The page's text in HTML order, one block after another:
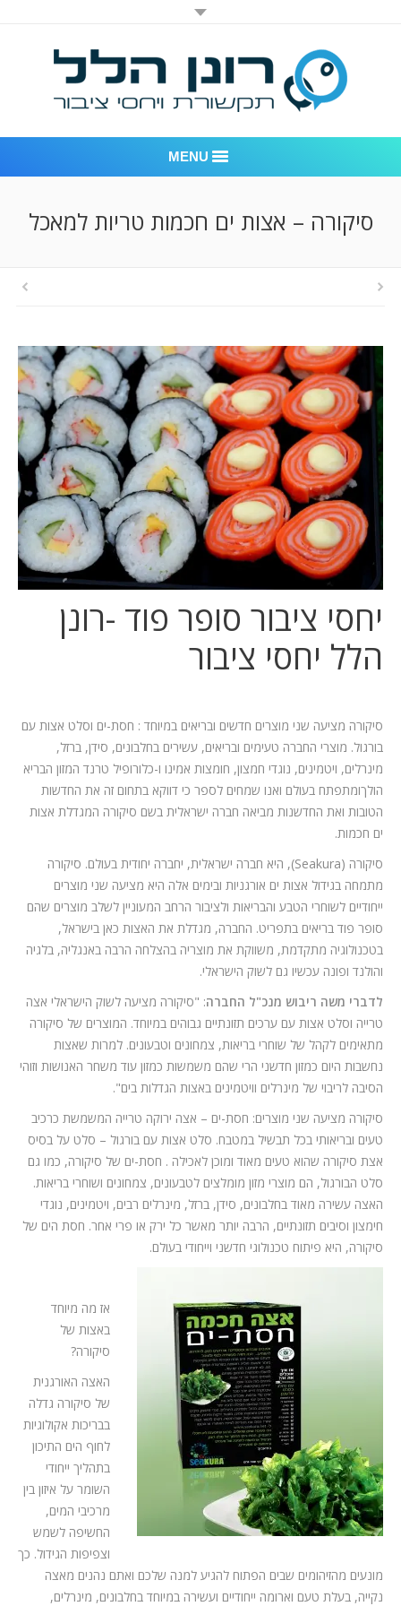
MENU
חדר חדשות
המלצות
ניהול מוניטין
צור קשר
סיקורה – אצות ים חכמות טריות למאכל
יחסי ציבור סופר פוד -רונן
הלל יחסי ציבור
סיקורה מציעה שני מוצרים חדשים ובריאים במיוחד : חסת-ים וסלט אצות עם
בורגול. מוצרי החברה טעימים ובריאים, עשירים בחלבונים, סידן, ברזל,
מינרלים, ויטמינים, נוגדי חמצון, חומצות אמינו ו-כלורופיל טרנד המזון הבריא
הולךומתפתח בעולם ואנו שמחים לספר כי דווקא בתחום זה את החדשות
הטובות ואת החדשנות מביאה חברה ישראלית בשם סיקורה המגדלת אצות
ים חכמות.
סיקורה (Seakura), היא חברה ישראלית, יחברה יחודית בעולם. סיקורה
מתמחה בגידול אצות ים אורגניות ובימים אלה היא מציעה שני מוצרים
ייחודיים לשוחרי הטבע והבריאות ולציבור הרחב המעוניין לשלב מוצרים שהם
סופר פוד בריאים בתפריט. החברה, מגדלת את האצות כאן בישראל,
בטכנולוגיה מתקדמת, משווקת את מוצריה בהצלחה הרבה באנגליה, בלגיה
והולנד ופונה עכשיו גם לשוק הישראלי.
לדברי משה ריבוש מנכ"ל החברה: "סיקורה מציעה לשוק הישראלי אצה
טרייה וסלט אצות עם ערכים תזונתיים גבוהים במיוחד. המוצרים של סיקורה
מתאימים לקהל של שוחרי בריאות, צמחונים וטבעונים. למרות שאצות
נחשבות היום כמזון חדשני הרי שהם משמשות כמזון עוד משחר האנושות וזוהי
הסיבה לריבוי של מינרלים וויטמינים באצות הגדלות בים".
סיקורה מציעה שני מוצרים: חסת-ים – אצה ירוקה טרייה המשמשת כרכיב
טעים ובריאותי בכל תבשיל במטבח. סלט אצות עם בורגול – סלט על בסיס
אצת סיקורה שהוא טעים מאוד ומוכן לאכילה . חסת-ים של סיקורה, כמו גם
סלט הבורגול, הם מוצרי מזון מומלצים לטבעונים, צמחונים ושוחרי בריאות.
האצה עשירה מאוד בחלבונים, סידן, ברזל, מינרלים רבים, ויטמינים, נוגדי
חימצון וסיבים תזונתיים, הרבה יותר מאשר כל ירק או פרי אחר. חסת הים של
סיקורה, היא פיתוח טכנולוגי חדשני וייחודי בעולם.
אז מה מיוחד
באצות של
סיקורה?
האצה האורגנית
של סיקורה גדלה
בבריכות אקולוגיות
לחוף הים התיכון
בתהליך ייחודי
השומר על איזון בין
מרכיבי המים,
החשיפה לשמש
וצפיפות הגידול. כך
מונעים מהזיהומים שבים הפתוח להגיע למנה שלכם ואתם נהנים מאצה
נקייה, בעלת טעם וארומה ייחודיים ועשירה במיוחד בחלבונים, מינרלים,